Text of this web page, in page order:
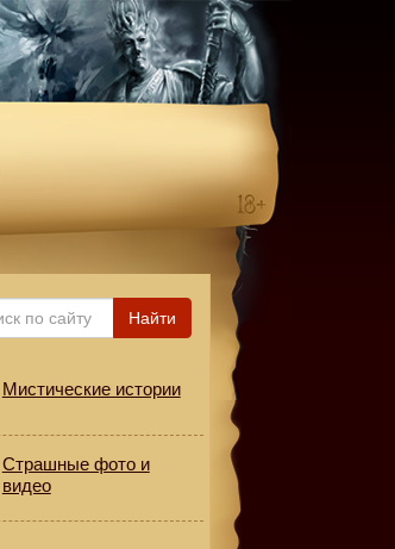
Найти
Мистические истории
Страшные фото и
видео